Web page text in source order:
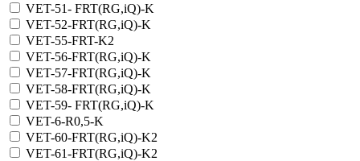
VET-51- FRT(RG,iQ)-K
VET-52-FRT(RG,iQ)-K
VET-55-FRT-K2
VET-56-FRT(RG,iQ)-K
VET-57-FRT(RG,iQ)-K
VET-58-FRT(RG,iQ)-K
VET-59- FRT(RG,iQ)-K
VET-6-R0,5-K
VET-60-FRT(RG,iQ)-K2
VET-61-FRT(RG,iQ)-K2